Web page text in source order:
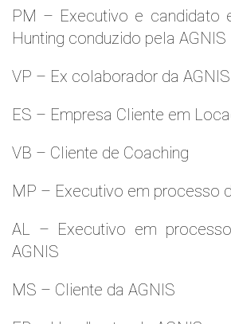
PM – Executivo e candidato
Hunting conduzido pela AGNIS
VP – Ex colaborador da AGNIS
ES – Empresa Cliente em
VB – Cliente de Coaching
MP – Executivo em processo
AL – Executivo em
AGNIS
MS – Cliente da AGNIS